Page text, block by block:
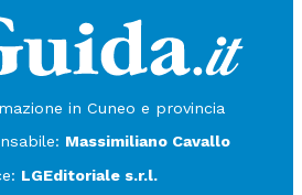
in Cuneo e provincia
Massimiliano Cavallo
LGEditoriale s.r.l.